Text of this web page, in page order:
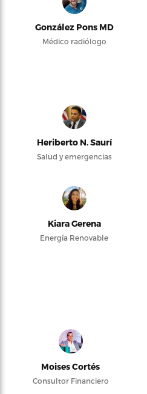
González Pons MD
Médico radiólogo
Heriberto N. Saurí
Salud y emergencias
Kiara Gerena
Energía Renovable
Moises Cortés
Consultor Financiero